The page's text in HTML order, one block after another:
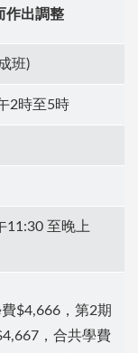
作出調整
班)
2時至5時
11:30 至晚上
$4,666，第2期
，合共學費